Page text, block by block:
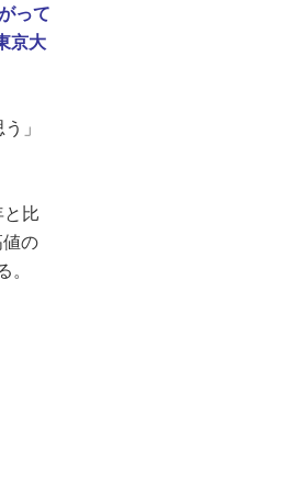
って
京大
」
比
の
。